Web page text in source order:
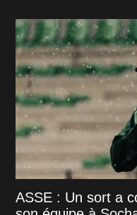
ASSE : Un sort a